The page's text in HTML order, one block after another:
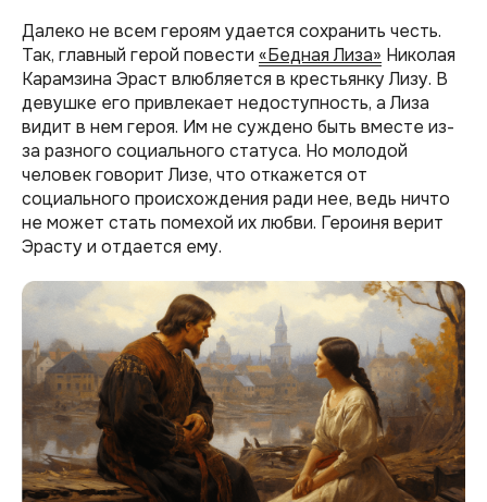
Далеко не всем героям удается сохранить честь.
Так, главный герой повести «Бедная Лиза» Николая
Карамзина Эраст влюбляется в крестьянку Лизу. В
девушке его привлекает недоступность, а Лиза
видит в нем героя. Им не суждено быть вместе из-
за разного социального статуса. Но молодой
человек говорит Лизе, что откажется от
социального происхождения ради нее, ведь ничто
не может стать помехой их любви. Героиня верит
Эрасту и отдается ему.